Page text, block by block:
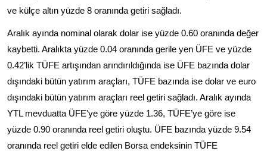
ve külçe altın yüzde 8 oranında getiri sağladı.
Aralık ayında nominal olarak dolar ise yüzde 0.60 oranında değer
kaybetti. Aralıkta yüzde 0.04 oranında gerile yen ÜFE ve yüzde
0.42’lik TÜFE artışından arındırıldığında ise ÜFE bazında dolar
dışındaki bütün yatırım araçları, TÜFE bazında ise dolar ve euro
dışındaki bütün yatırım araçları reel getiri sağladı. Aralık ayında
YTL mevduatta ÜFE'ye göre yüzde 1.36, TÜFE’ye göre ise
yüzde 0.90 oranında reel getiri oluştu. ÜFE bazında yüzde 9.54
oranında reel getiri elde edilen Borsa endeksinin TÜFE